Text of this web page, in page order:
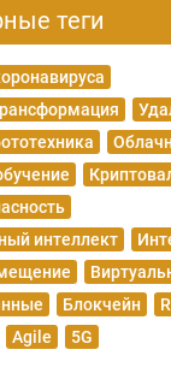
теги
интеллект
Блокчейн
Agile 5G